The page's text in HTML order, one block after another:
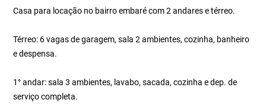
Casa para locação no bairro embaré com 2 andares e térreo.
Térreo: 6 vagas de garagem, sala 2 ambientes, cozinha, banheiro
e despensa.
1° andar: sala 3 ambientes, lavabo, sacada, cozinha e dep. de
serviço completa.